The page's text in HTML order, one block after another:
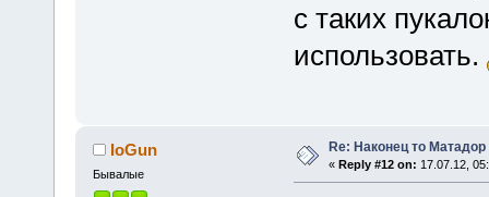
с таких
использовать.
IoGun
Бывалые
Re: Наконец то
« Reply #12 on: 17.07.12,